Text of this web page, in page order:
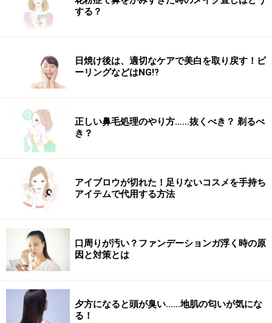
する？
日焼け後は、適切なケアで美白を取り戻す！ピ
ーリングなどはNG!?
正しい鼻毛処理のやり方……抜くべき？ 剃るべ
き？
アイブロウが切れた！足りないコスメを手持ち
アイテムで代用する方法
口周りが汚い？ファンデーションガ浮く時の原
因と対策とは
夕方になると頭が臭い……地肌の匂いが気にな
る！